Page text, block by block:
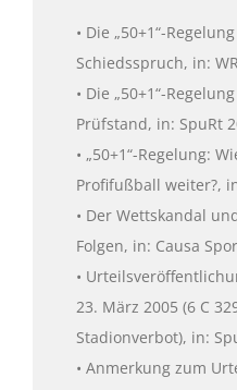
• Die „50+1“-
Schiedsspruch, in:
• Die „50+1“-
Prüfstand, in: SpuRt
• „50+1“-Regelung:
Profifußball weiter?,
• Der Wettskandal
Folgen, in: Causa
•
23. März 2005 (6 C
Stadionverbot), in:
• Anmerkung zum